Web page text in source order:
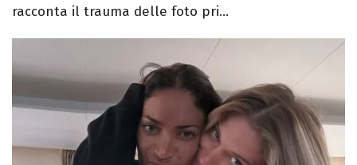
racconta il trauma delle foto pri...